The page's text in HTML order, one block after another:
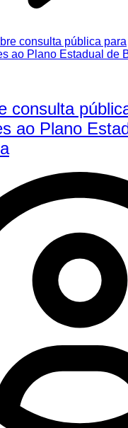
consulta
ao Plano